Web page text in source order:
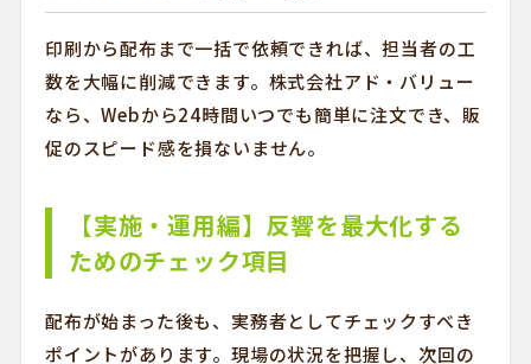
印刷から配布まで一括で依頼できれば、担当者の工
数を大幅に削減できます。株式会社アド・バリュー
なら、Webから24時間いつでも簡単に注文でき、販
促のスピード感を損ないません。
【実施・運用編】反響を最大化する
ためのチェック項目
配布が始まった後も、実務者としてチェックすべき
ポイントがあります。現場の状況を把握し、次回の